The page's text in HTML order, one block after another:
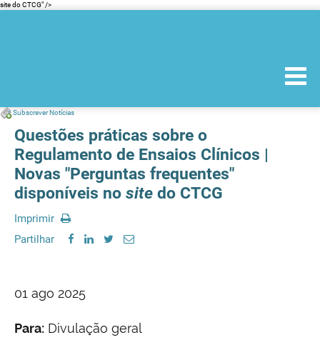
site do CTCG" />
Subscrever Notícias
Questões práticas sobre o
Regulamento de Ensaios Clínicos |
Novas "Perguntas frequentes"
disponíveis no site do CTCG
Imprimir
Partilhar
01 ago 2025
Para: Divulação geral